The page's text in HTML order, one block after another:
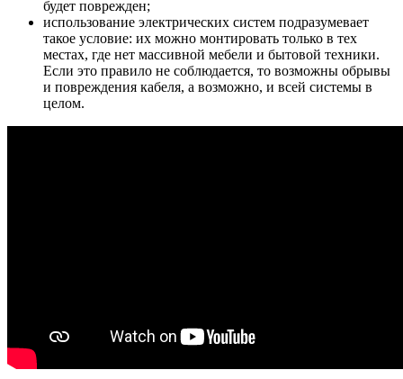
будет поврежден;
использование электрических систем подразумевает
такое условие: их можно монтировать только в тех
местах, где нет массивной мебели и бытовой техники.
Если это правило не соблюдается, то возможны обрывы
и повреждения кабеля, а возможно, и всей системы в
целом.